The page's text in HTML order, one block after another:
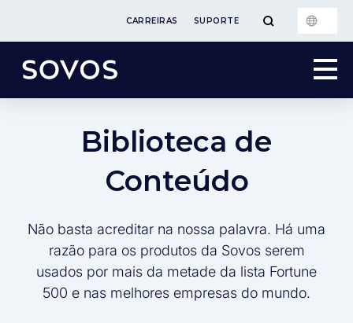
CARREIRAS SUPORTE
Biblioteca de
Conteúdo
Não basta acreditar na nossa palavra. Há uma
razão para os produtos da Sovos serem
usados por mais da metade da lista Fortune
500 e nas melhores empresas do mundo.